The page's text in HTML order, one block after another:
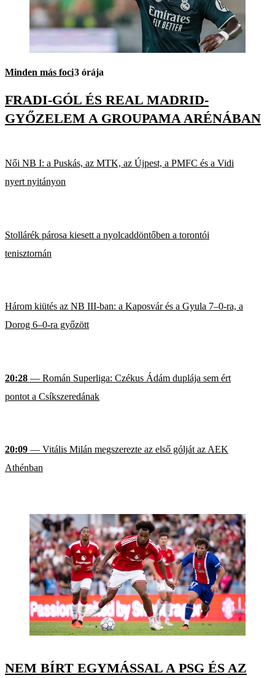
Minden más foci3 órája
FRADI-GÓL ÉS REAL MADRID-
GYŐZELEM A GROUPAMA ARÉNÁBAN
Női NB I: a Puskás, az MTK, az Újpest, a PMFC és a Vidi
nyert nyitányon
Stollárék párosa kiesett a nyolcaddöntőben a torontói
tenisztornán
Három kiütés az NB III-ban: a Kaposvár és a Gyula 7–0-ra, a
Dorog 6–0-ra győzött
20:28 — Román Superliga: Czékus Ádám duplája sem ért
pontot a Csíkszeredának
20:09 — Vitális Milán megszerezte az első gólját az AEK
Athénban
NEM BÍRT EGYMÁSSAL A PSG ÉS AZ